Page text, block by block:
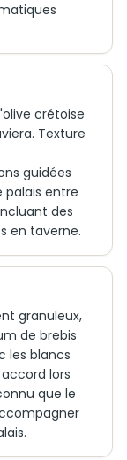
crétoise
Texture
guidées
palais entre
des
en taverne.
granuleux,
de brebis
les blancs
lors
que le